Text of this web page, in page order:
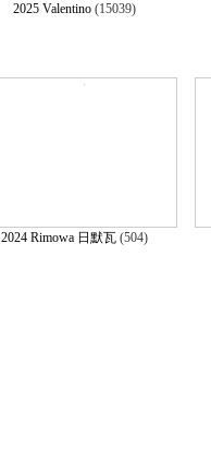
2025 Valentino(15039)
2024 Rimowa 日默瓦(504)